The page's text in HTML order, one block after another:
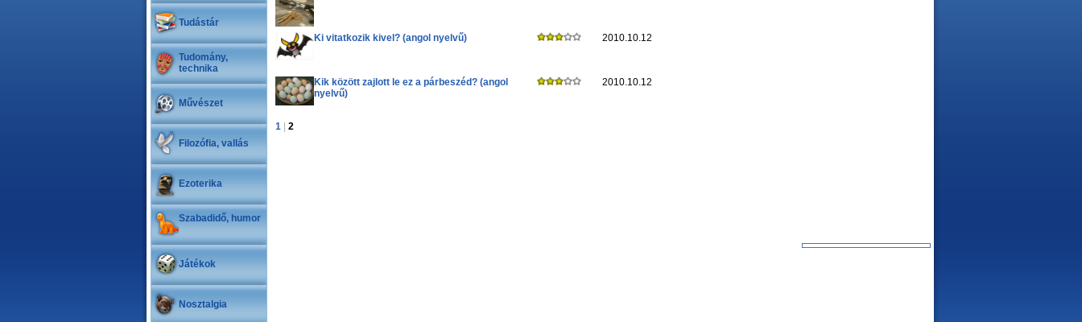
Tudástár
Tudomány,
technika
Művészet
Filozófia, vallás
Ezoterika
Szabadidő, humor
Játékok
Nosztalgia
Ki vitatkozik kivel? (angol nyelvű) 2010.10.12
Kik között zajlott le ez a párbeszéd? (angol
nyelvű)
2010.10.12
1 2